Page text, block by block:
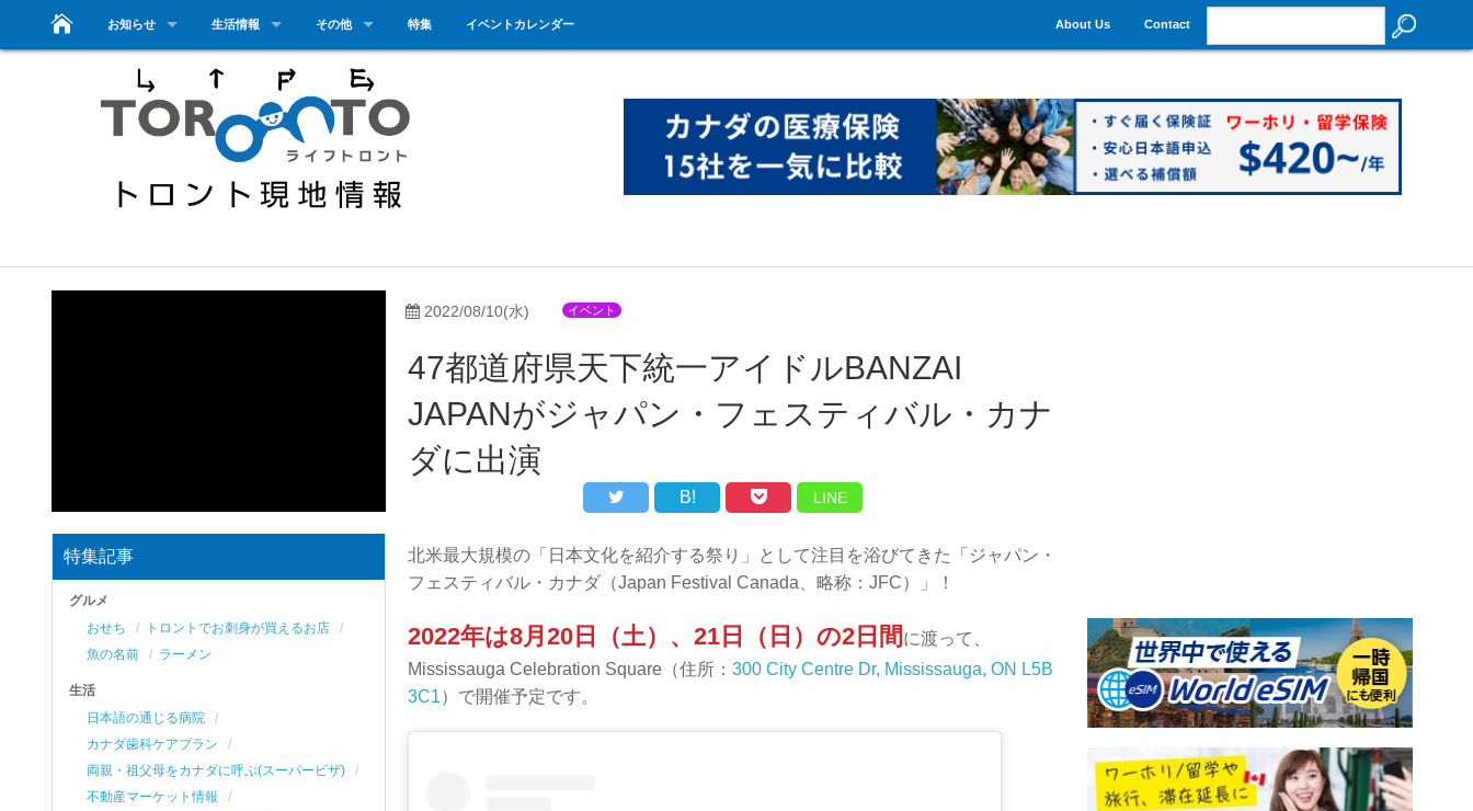
お知らせ 生活情報 その他 特集 イベントカレンダー About Us Contact
2022/08/10(水) イベント
47都道府県天下統一アイドルBANZAI
JAPANがジャパン・フェスティバル・カナ
ダに出演
B! LINE
北米最大規模の「日本文化を紹介する祭り」として注目を浴びてきた「ジャパン・
フェスティバル・カナダ（Japan Festival Canada、略称：JFC）」！
2022年は8月20日（土）、21日（日）の2日間 に渡って、
Mississauga Celebration Square（住所： 300 City Centre Dr, Mississauga, ON L5B
3C1）で開催予定です。
特集記事
グルメ
おせち
トロントでお刺身が買えるお店
魚の名前
ラーメン
生活
日本語の通じる病院
カナダ歯科ケアプラン
両親・祖父母をカナダに呼ぶ(スーパービザ)
不動産マーケット情報